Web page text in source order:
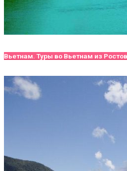
Вьетнам. Туры во Вьетнам из